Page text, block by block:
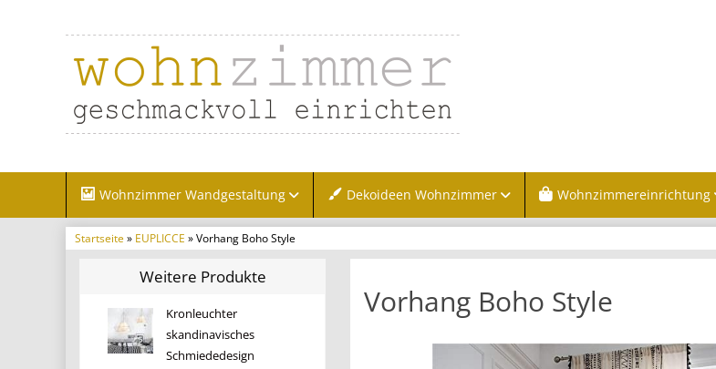
Wohnzimmer Wandgestaltung Dekoideen Wohnzimmer Wohnzimmereinrichtung
Startseite» EUPLICCE » Vorhang Boho Style
Weitere Produkte
Kronleuchter
skandinavisches
Schmiededesign
Vorhang Boho Style